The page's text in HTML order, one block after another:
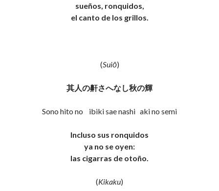
sueños, ronquidos,
el canto de los grillos.
(Suiō)
其人の鼾さへなし秋の輝
Sono hito no ibiki sae nashi aki no semi
Incluso sus ronquidos
ya no se oyen:
las cigarras de otoño.
(Kikaku)